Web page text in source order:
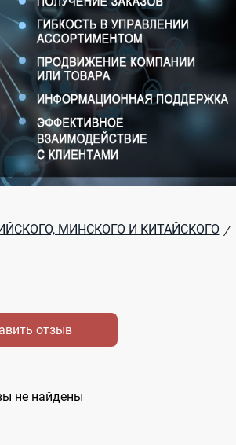
МИНСКОГО И КИТАЙСКОГО /
отзыв
не найдены